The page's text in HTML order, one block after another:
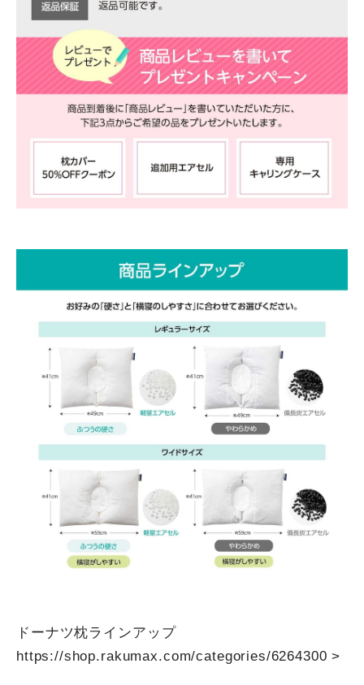
ドーナツ枕ラインアップ
https://shop.rakumax.com/categories/6264300 >